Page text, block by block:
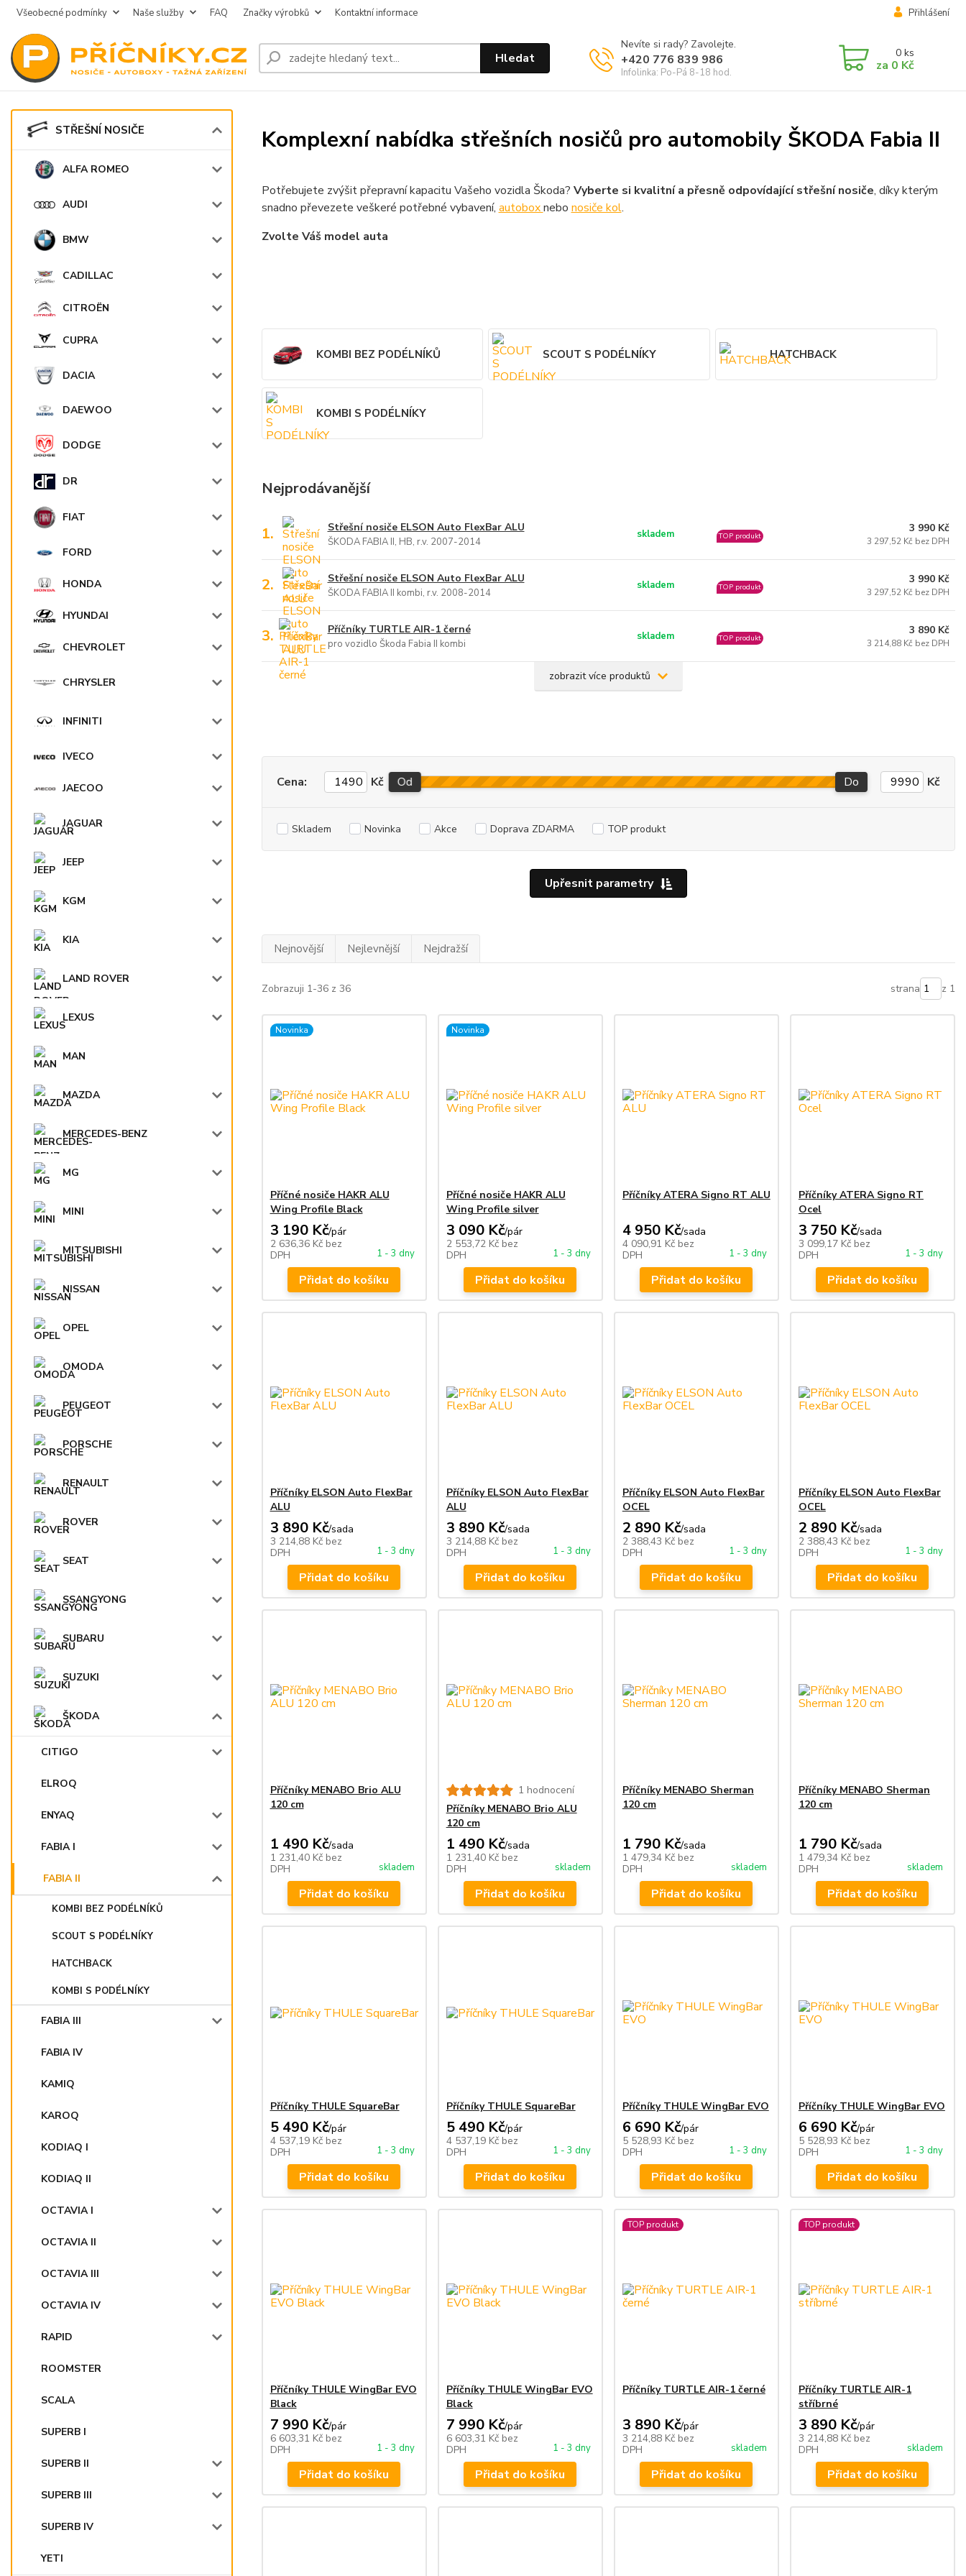
Všeobecné podmínky Naše služby FAQ Značky výrobků Kontaktní informace Přihlášení
Hledat
Nevíte si rady? Zavolejte.
+420 776 839 986
Infolinka: Po-Pá 8-18 hod.
0 ks
za 0 Kč
STŘEŠNÍ NOSIČE
ALFA ROMEO
AUDI
BMW
CADILLAC
CITROËN
CUPRA
DACIA
DAEWOO
DODGE
DR
FIAT
FORD
HONDA
HYUNDAI
CHEVROLET
CHRYSLER
INFINITI
IVECO
JAECOO
JAGUAR
JEEP
KGM
KIA
LAND ROVER
LEXUS
MAN
MAZDA
MERCEDES-BENZ
MG
MINI
MITSUBISHI
NISSAN
OPEL
OMODA
PEUGEOT
PORSCHE
RENAULT
ROVER
SEAT
SSANGYONG
SUBARU
SUZUKI
ŠKODA
CITIGO
ELROQ
ENYAQ
FABIA I
FABIA II
KOMBI BEZ PODÉLNÍKŮ
SCOUT S PODÉLNÍKY
HATCHBACK
KOMBI S PODÉLNÍKY
FABIA III
FABIA IV
KAMIQ
KAROQ
KODIAQ I
KODIAQ II
OCTAVIA I
OCTAVIA II
OCTAVIA III
OCTAVIA IV
RAPID
ROOMSTER
SCALA
SUPERB I
SUPERB II
SUPERB III
SUPERB IV
YETI
Komplexní nabídka střešních nosičů pro automobily ŠKODA Fabia II
Potřebujete zvýšit přepravní kapacitu Vašeho vozidla Škoda? Vyberte si kvalitní a přesně odpovídající střešní nosiče, díky kterým
snadno převezete veškeré potřebné vybavení, autoboxnebo nosiče kol.
Zvolte Váš model auta
KOMBI BEZ PODÉLNÍKŮ SCOUT S PODÉLNÍKY HATCHBACK
KOMBI S PODÉLNÍKY
Nejprodávanější
1. Střešní nosiče ELSON Auto FlexBar ALU
ŠKODA FABIA II, HB, r.v. 2007-2014
skladem TOP produkt
3 990 Kč
3 297,52 Kč bez DPH
2. Střešní nosiče ELSON Auto FlexBar ALU
ŠKODA FABIA II kombi, r.v. 2008-2014
skladem TOP produkt
3 990 Kč
3 297,52 Kč bez DPH
3. Příčníky TURTLE AIR-1 černé
pro vozidlo Škoda Fabia II kombi
skladem TOP produkt
3 890 Kč
3 214,88 Kč bez DPH
zobrazit více produktů
Upřesnit parametry
Cena: Kč Od Do Kč
Skladem Novinka Akce Doprava ZDARMA TOP produkt
Nejnovější Nejlevnější Nejdražší
Zobrazuji 1-36 z 36 strana z 1
Novinka
Příčné nosiče HAKR ALU
Wing Profile Black
3 190 Kč/pár
2 636,36 Kč bez
DPH
1 - 3 dny
Přidat do košíku
Novinka
Příčné nosiče HAKR ALU
Wing Profile silver
3 090 Kč/pár
2 553,72 Kč bez
DPH
1 - 3 dny
Přidat do košíku
Příčníky ATERA Signo RT ALU
4 950 Kč/sada
4 090,91 Kč bez
DPH
1 - 3 dny
Přidat do košíku
Příčníky ATERA Signo RT
Ocel
3 750 Kč/sada
3 099,17 Kč bez
DPH
1 - 3 dny
Přidat do košíku
Příčníky ELSON Auto FlexBar
ALU
3 890 Kč/sada
3 214,88 Kč bez
DPH
1 - 3 dny
Přidat do košíku
Příčníky ELSON Auto FlexBar
ALU
3 890 Kč/sada
3 214,88 Kč bez
DPH
1 - 3 dny
Přidat do košíku
Příčníky ELSON Auto FlexBar
OCEL
2 890 Kč/sada
2 388,43 Kč bez
DPH
1 - 3 dny
Přidat do košíku
Příčníky ELSON Auto FlexBar
OCEL
2 890 Kč/sada
2 388,43 Kč bez
DPH
1 - 3 dny
Přidat do košíku
Příčníky MENABO Brio ALU
120 cm
1 490 Kč/sada
1 231,40 Kč bez
DPH
skladem
Přidat do košíku
1 hodnocení
Příčníky MENABO Brio ALU
120 cm
1 490 Kč/sada
1 231,40 Kč bez
DPH
skladem
Přidat do košíku
Příčníky MENABO Sherman
120 cm
1 790 Kč/sada
1 479,34 Kč bez
DPH
skladem
Přidat do košíku
Příčníky MENABO Sherman
120 cm
1 790 Kč/sada
1 479,34 Kč bez
DPH
skladem
Přidat do košíku
Příčníky THULE SquareBar
5 490 Kč/pár
4 537,19 Kč bez
DPH
1 - 3 dny
Přidat do košíku
Příčníky THULE SquareBar
5 490 Kč/pár
4 537,19 Kč bez
DPH
1 - 3 dny
Přidat do košíku
Příčníky THULE WingBar EVO
6 690 Kč/pár
5 528,93 Kč bez
DPH
1 - 3 dny
Přidat do košíku
Příčníky THULE WingBar EVO
6 690 Kč/pár
5 528,93 Kč bez
DPH
1 - 3 dny
Přidat do košíku
Příčníky THULE WingBar EVO
Black
7 990 Kč/pár
6 603,31 Kč bez
DPH
1 - 3 dny
Přidat do košíku
Příčníky THULE WingBar EVO
Black
7 990 Kč/pár
6 603,31 Kč bez
DPH
1 - 3 dny
Přidat do košíku
TOP produkt
Příčníky TURTLE AIR-1 černé
3 890 Kč/pár
3 214,88 Kč bez
DPH
skladem
Přidat do košíku
TOP produkt
Příčníky TURTLE AIR-1
stříbrné
3 890 Kč/pár
3 214,88 Kč bez
DPH
skladem
Přidat do košíku